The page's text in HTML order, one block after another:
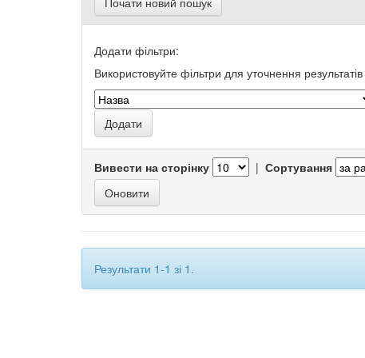
Додати фільтри:
Використовуйте фільтри для уточнення
Вивести на сторінку | Сортування
Результати 1-1 зі 1.